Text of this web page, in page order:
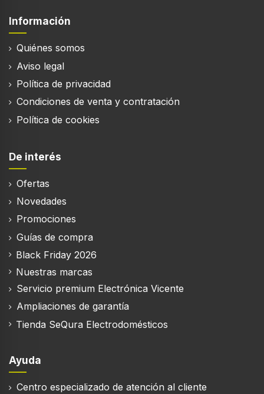
Información
Quiénes somos
Aviso legal
Política de privacidad
Condiciones de venta y contratación
Política de cookies
De interés
Ofertas
Novedades
Promociones
Guías de compra
Black Friday 2026
Nuestras marcas
Servicio premium Electrónica Vicente
Ampliaciones de garantía
Tienda SeQura Electrodomésticos
Ayuda
Centro especializado de atención al cliente